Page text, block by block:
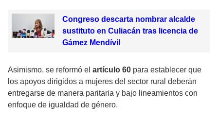
Congreso descarta nombrar alcalde
sustituto en Culiacán tras licencia de
Gámez Mendívil
Asimismo, se reformó el artículo 60 para establecer que
los apoyos dirigidos a mujeres del sector rural deberán
entregarse de manera paritaria y bajo lineamientos con
enfoque de igualdad de género.